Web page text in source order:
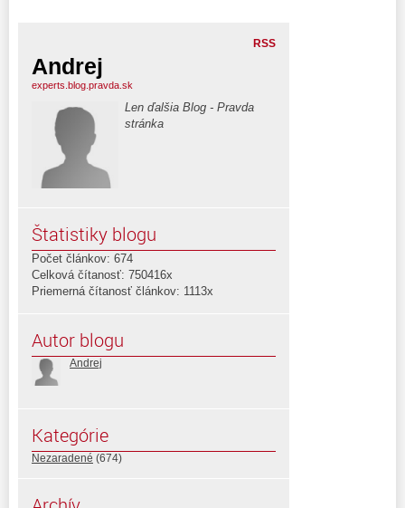
RSS
Andrej
experts.blog.pravda.sk
Len ďalšia Blog - Pravda
stránka
Štatistiky blogu
Počet článkov: 674
Celková čítanosť: 750416x
Priemerná čítanosť článkov: 1113x
Autor blogu
Andrej
Kategórie
Nezaradené (674)